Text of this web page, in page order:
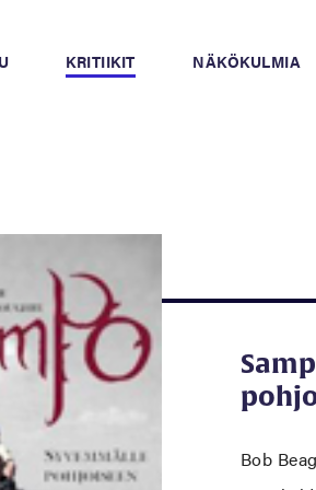
KRITIIKIT NÄKÖKULMIA
Bob